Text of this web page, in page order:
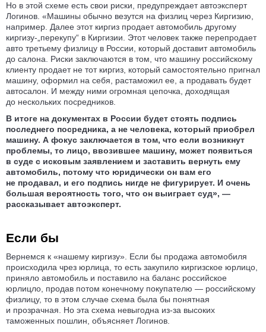
Но в этой схеме есть свои риски, предупреждает автоэксперт
Логинов. «Машины обычно везутся на физлиц через Киргизию,
например. Далее этот киргиз продает автомобиль другому
киргизу-„перекупу“ в Киргизии. Этот человек также перепродает
авто третьему физлицу в России, который доставит автомобиль
до салона. Риски заключаются в том, что машину российскому
клиенту продает не тот киргиз, который самостоятельно пригнал
машину, оформил на себя, растаможил ее, а продавать будет
автосалон. И между ними огромная цепочка, доходящая
до нескольких посредников.
В итоге на документах в России будет стоять подпись
последнего посредника, а не человека, который приобрел
машину. А фокус заключается в том, что если возникнут
проблемы, то лицо, ввозившее машину, может появиться
в суде с исковым заявлением и заставить вернуть ему
автомобиль, потому что юридически он вам его
не продавал, и его подпись нигде не фигурирует. И очень
большая вероятность того, что он выиграет суд», —
рассказывает автоэксперт.
Если бы
Вернемся к «нашему киргизу». Если бы продажа автомобиля
происходила чрез юрлица, то есть закупило киргизское юрлицо,
приняло автомобиль и поставило на баланс российское
юрлицло, продав потом конечному покупателю — российскому
физлицу, то в этом случае схема была бы понятная
и прозрачная. Но эта схема невыгодна из-за высоких
таможенных пошлин, объясняет Логинов.